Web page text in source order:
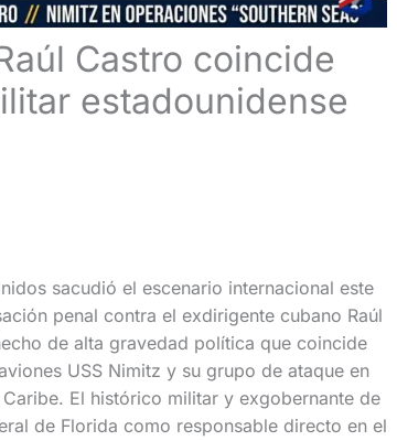
Castro coincide
estadounidense
sacudió el escenario internacional este
penal contra el exdirigente cubano Raúl
de alta gravedad política que coincide
USS Nimitz y su grupo de ataque en
El histórico militar y exgobernante de
de Florida como responsable directo en el